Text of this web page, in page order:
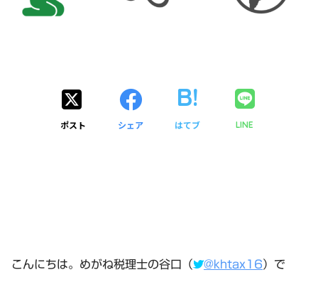
ポスト シェア はてブ LINE
こんにちは。めがね税理士の谷口（ @khtax16）で